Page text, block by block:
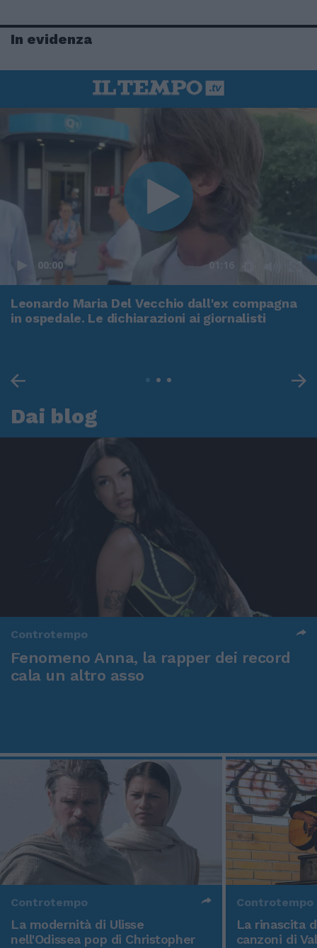
In evidenza
00:00 01:16
Leonardo Maria Del Vecchio dall'ex compagna
in ospedale. Le dichiarazioni ai giornalisti
Dai blog
Controtempo
Fenomeno Anna, la rapper dei record
cala un altro asso
Controtempo
La modernità di Ulisse
nell'Odissea pop di Christopher
Controtempo
La rinascita
canzoni di